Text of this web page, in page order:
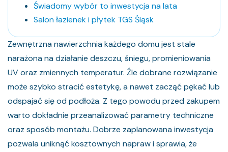
Świadomy wybór to inwestycja na lata
Salon łazienek i płytek TGS Śląsk
Zewnętrzna nawierzchnia każdego domu jest stale
narażona na działanie deszczu, śniegu, promieniowania
UV oraz zmiennych temperatur. Źle dobrane rozwiązanie
może szybko stracić estetykę, a nawet zacząć pękać lub
odspajać się od podłoża. Z tego powodu przed zakupem
warto dokładnie przeanalizować parametry techniczne
oraz sposób montażu. Dobrze zaplanowana inwestycja
pozwala uniknąć kosztownych napraw i sprawia, że